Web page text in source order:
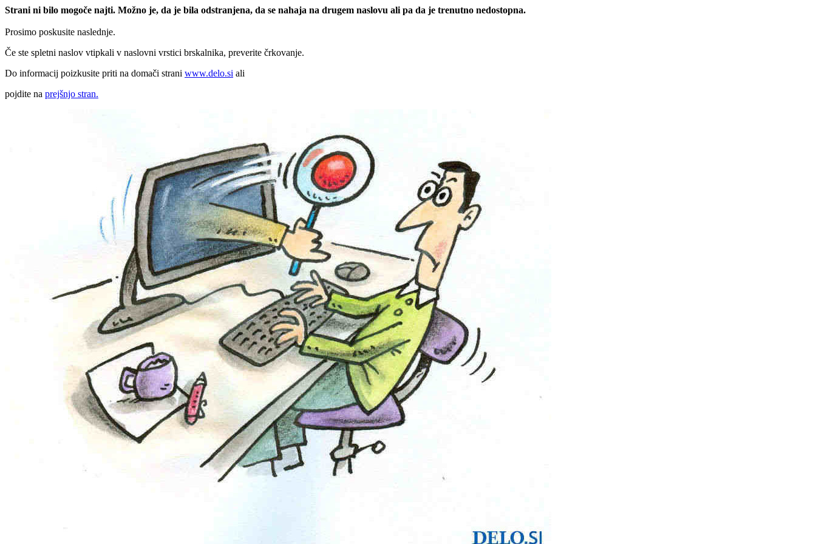
Strani ni bilo mogoče najti. Možno je, da je bila odstranjena, da se nahaja na drugem naslovu ali pa da je trenutno nedostopna.
Prosimo poskusite naslednje.
Če ste spletni naslov vtipkali v naslovni vrstici brskalnika, preverite črkovanje.
Do informacij poizkusite priti na domači strani www.delo.si ali
pojdite na prejšnjo stran.